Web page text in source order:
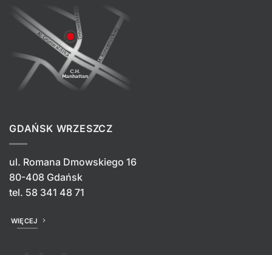
GDAŃSK WRZESZCZ
ul. Romana Dmowskiego 16
80-408 Gdańsk
tel. 58 341 48 71
WIĘCEJ